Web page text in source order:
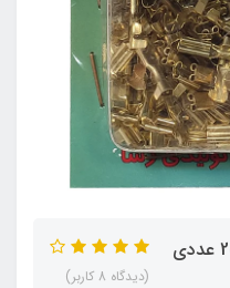
(دیدگاه 8 کاربر)